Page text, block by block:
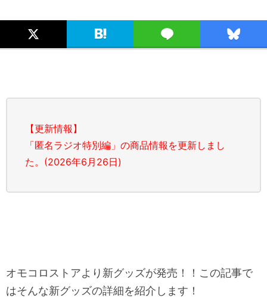
【更新情報】
「匿名ラジオ特別編」の商品情報を更新しまし
た。(2026年6月26日)
オモコロストアより新グッズが発売！！この記事で
はそんな新グッズの詳細を紹介します！